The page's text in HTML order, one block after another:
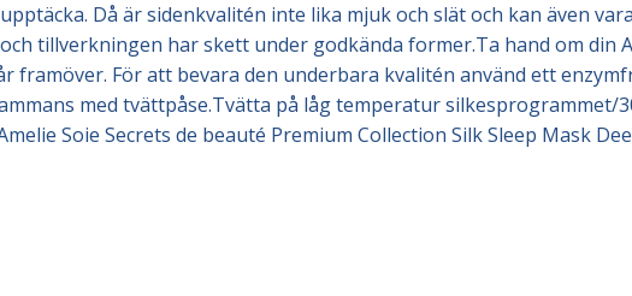
Då är sidenkvalitén inte lika mjuk och slät och kan även
tillverkningen har skett under godkända former.Ta hand om din
framöver. För att bevara den underbara kvalitén använd ett
med tvättpåse.Tvätta på låg temperatur silkesprogrammet/
Soie Secrets de beauté Premium Collection Silk Sleep Mask